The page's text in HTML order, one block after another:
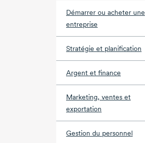
Démarrer ou acheter une
entreprise
Stratégie et planification
Argent et finance
Marketing, ventes et
exportation
Gestion du personnel